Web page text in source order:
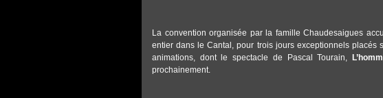
La convention organisée par la famille Chaudesaigues
entier dans le Cantal, pour trois jours exceptionnels
animations, dont le spectacle de Pascal Tourain,
prochainement.